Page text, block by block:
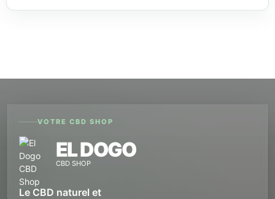
VOTRE CBD SHOP
EL DOGO
CBD SHOP
Le CBD naturel et